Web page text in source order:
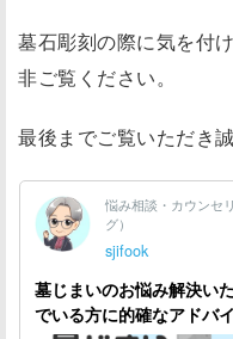
墓石彫刻の際に気を付
非ご覧ください。
最後までご覧いただき